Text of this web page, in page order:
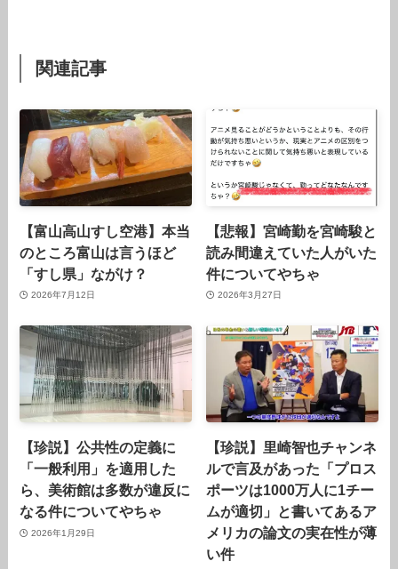
関連記事
【富山高山すし空港】本当
のところ富山は言うほど
「すし県」ながけ？
2026年7月12日
【悲報】宮崎勤を宮崎駿と
読み間違えていた人がいた
件についてやちゃ
2026年3月27日
【珍説】公共性の定義に
「一般利用」を適用した
ら、美術館は多数が違反に
なる件についてやちゃ
2026年1月29日
【珍説】里崎智也チャンネ
ルで言及があった「プロス
ポーツは1000万人に1チー
ムが適切」と書いてあるア
メリカの論文の実在性が薄
い件